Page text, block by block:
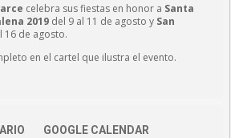
celebra sus fiestas en honor a Santa
2019 del 9 al 11 de agosto y San
16 de agosto.
en el cartel que ilustra el evento.
GOOGLE CALENDAR